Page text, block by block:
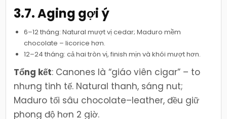
3.7. Aging gợi ý
6–12 tháng: Natural mượt vị cedar; Maduro mềm
chocolate – licorice hơn.
12–24 tháng: cả hai tròn vị, finish mịn và khói mượt hơn.
Tổng kết: Canones là “giáo viên cigar” – to
nhưng tinh tế. Natural thanh, sáng nut;
Maduro tối sâu chocolate–leather, đều giữ
phong độ hơn 2 giờ.